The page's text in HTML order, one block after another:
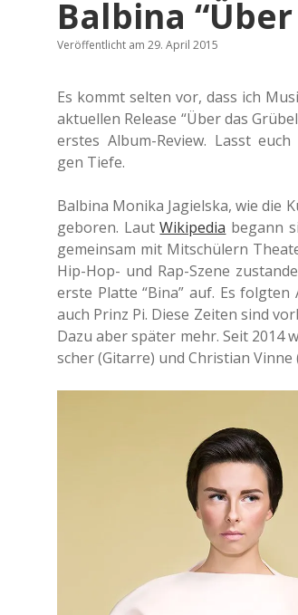
Balbina
Veröffentlicht am 29. April 2015
Es kommt selten vor, dass ich
aktu­el­len Release “Über das
erstes Album-Review. Lasst
gen Tiefe.
Bal­bi­na Monika Jagiel­s­ka, wie die
gebo­ren. LautWiki­pe­dia begann
gemein­sam mit Mit­schü­lern
Hip-Hop- und Rap-Szene
erste Platte “Bina” auf. Es
auch Prinz Pi. Diese Zeiten sind
Dazu aber später mehr. Seit 2014
scher (Gitar­re) und Chris­ti­an Vinne